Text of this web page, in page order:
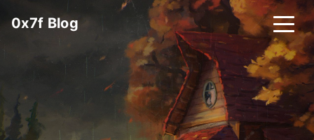
0x7f Blog
归档 标签
项目